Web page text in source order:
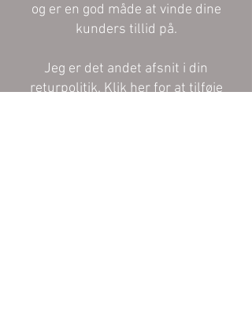
og er en god måde at vinde dine
kunders tillid på.
Jeg er det andet afsnit i din
returpolitik. Klik her for at tilføje